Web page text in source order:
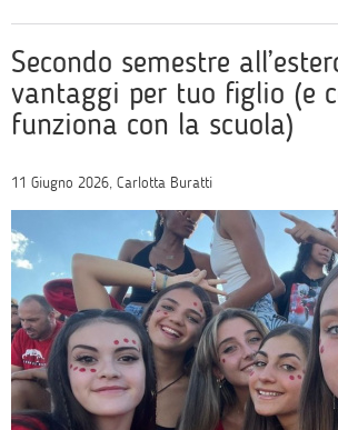
Secondo semestre
vantaggi per tuo figlio (e
funziona con la scuola)
11 Giugno 2026, Carlotta Buratti